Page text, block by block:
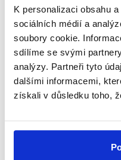
K personalizaci obsahu
sociálních médií a
soubory cookie.
sdílíme se svými
analýzy. Partneři tyto
dalšími informacemi,
získali v důsledku toho,
Zůstaňme v
Přihlaste se k
newsletteru nebo
kanálu, kde
Začněte nás
přehled o tom,